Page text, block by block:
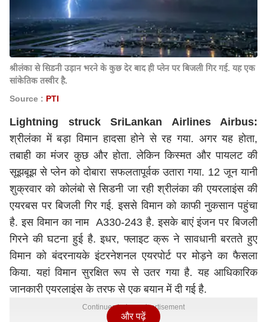
श्रीलंका से सिडनी उड़ान भरने के कुछ देर बाद ही प्लेन पर बिजली गिर गई. यह एक
सांकेतिक तस्वीर है.
Source : PTI
Lightning struck SriLankan Airlines Airbus:
श्रीलंका में बड़ा विमान हादसा होने से रह गया. अगर यह होता,
तबाही का मंजर कुछ और होता. लेकिन किस्मत और पायलट की
सूझबूझ से प्लेन को दोबारा सफलतापूर्वक उतारा गया. 12 जून यानी
शुक्रवार को कोलंबो से सिडनी जा रही श्रीलंका की एयरलाइंस की
एयरबस पर बिजली गिर गई. इससे विमान को काफी नुकसान पहुंचा
है. इस विमान का नाम A330-243 है. इसके बाएं इंजन पर बिजली
गिरने की घटना हुई है. इधर, फ्लाइट क्रू ने सावधानी बरतते हुए
विमान को बंदरनायके इंटरनेशनल एयरपोर्ट पर मोड़ने का फैसला
किया. यहां विमान सुरक्षित रूप से उतर गया है. यह आधिकारिक
जानकारी एयरलाइंस के तरफ से एक बयान में दी गई है.
Continues below advertisement
और पढ़ें